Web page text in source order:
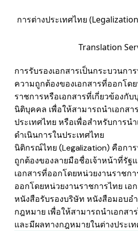
การต่างประเทศไทย
Translation
การรับรองเอกสารเป็นกระบวนกา
ความถูกต้องของเอกสารที่ออกโด
ราชการหรือเอกสารที่เกี่ยวข้องกั
นิติบุคคล เพื่อให้สามารถนำเอกสา
ประเทศไทย หรือเพื่อสำหรับการน
ดำเนินการในประเทศไทย
นิติกรณ์ไทย (Legalization) คือกา
ถูกต้องของลายมือชื่อเจ้าหน้าที่รัฐ
เอกสารที่ออกโดยหน่วยงานราชกา
ออกโดยหน่วยงานราชการไทย เอ
หนังสือรับรองบริษัท หนังสือมอบอ
กฎหมาย เพื่อให้สามารถนำเอกสา
และมีผลทางกฎหมายในต่างประเ